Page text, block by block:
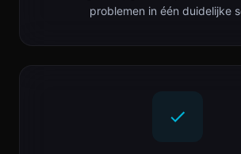
problemen in één duidelijke